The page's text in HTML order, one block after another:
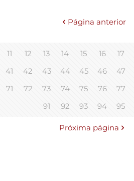
Página anterior
11 12 13 14 15 16 17
41 42 43 44 45 46 47
71 72 73 74 75 76 77
91
92 93 94 95
Próxima página